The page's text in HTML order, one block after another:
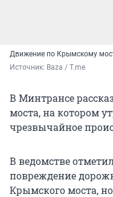
Движение по Крымскому
Источник: Baza / T.me
В Минтрансе
моста, на котором
чрезвычайное
В ведомстве
повреждение
Крымского моста,